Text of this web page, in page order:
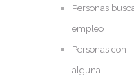
Personas
empleo
Personas con
alguna